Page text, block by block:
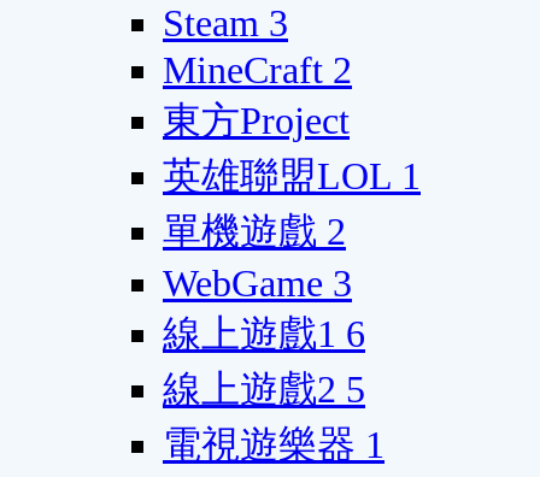
Steam 3
MineCraft 2
東方Project
英雄聯盟LOL 1
單機遊戲 2
WebGame 3
線上遊戲1 6
線上遊戲2 5
電視遊樂器 1